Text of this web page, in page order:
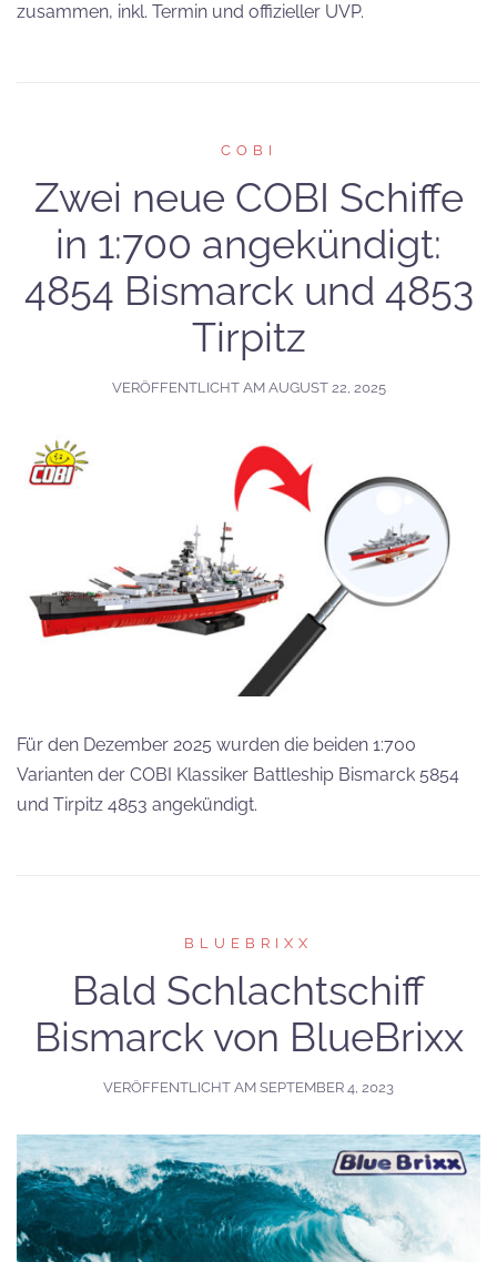
zusammen, inkl. Termin und offizieller UVP.
COBI
Zwei neue COBI Schiffe
in 1:700 angekündigt:
4854 Bismarck und 4853
Tirpitz
VERÖFFENTLICHT AM AUGUST 22, 2025
Für den Dezember 2025 wurden die beiden 1:700
Varianten der COBI Klassiker Battleship Bismarck 5854
und Tirpitz 4853 angekündigt.
BLUEBRIXX
Bald Schlachtschiff
Bismarck von BlueBrixx
VERÖFFENTLICHT AM SEPTEMBER 4, 2023